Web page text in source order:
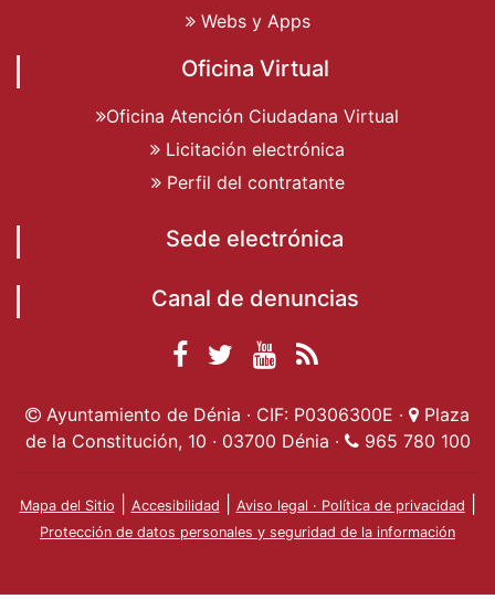
Webs y Apps
Oficina Virtual
Oficina Atención Ciudadana Virtual
Licitación electrónica
Perfil del contratante
Sede electrónica
Canal de denuncias
Facebook
Ayuntamiento de
Dénia
Ayuntamiento de
Dénia
Ayuntamiento
de Dénia
Actualidad
Ayuntamiento de Dénia · CIF: P0306300E ·
Plaza
de la Constitución, 10 · 03700 Dénia ·
965 780 100
Mapa del Sitio Accesibilidad Aviso legal · Política de privacidad
Protección de datos personales y seguridad de la información